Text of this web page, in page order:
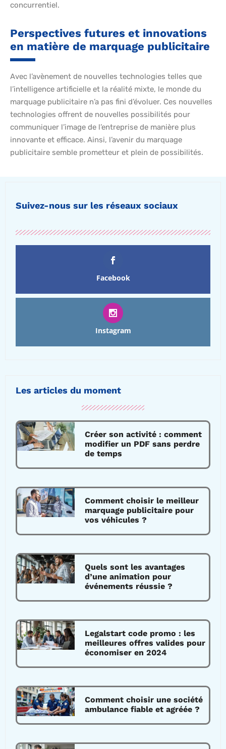
concurrentiel.
Perspectives futures et innovations
en matière de marquage publicitaire
Avec l’avènement de nouvelles technologies telles que
l’intelligence artificielle et la réalité mixte, le monde du
marquage publicitaire n’a pas fini d’évoluer. Ces nouvelles
technologies offrent de nouvelles possibilités pour
communiquer l’image de l’entreprise de manière plus
innovante et efficace. Ainsi, l’avenir du marquage
publicitaire semble prometteur et plein de possibilités.
Suivez-nous sur les réseaux sociaux
Facebook
Instagram
Les articles du moment
Créer son activité : comment
modifier un PDF sans perdre
de temps
Comment choisir le meilleur
marquage publicitaire pour
vos véhicules ?
Quels sont les avantages
d’une animation pour
événements réussie ?
Legalstart code promo : les
meilleures offres valides pour
économiser en 2024
Comment choisir une société
ambulance fiable et agréée ?